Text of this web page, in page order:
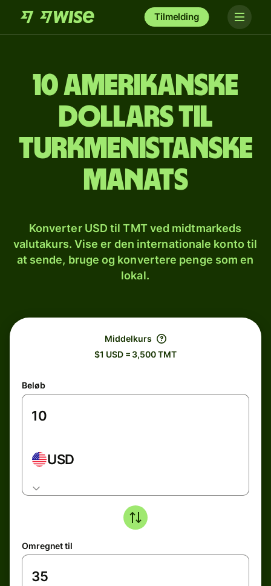
Tilmelding
10 amerikanske
dollars til
turkmenistanske
manats
Konverter USD til TMT ved midtmarkeds
valutakurs. Vise er den internationale konto til
at sende, bruge og konvertere penge som en
lokal.
Middelkurs
$1 USD = 3,500 TMT
Beløb
USD
Omregnet til